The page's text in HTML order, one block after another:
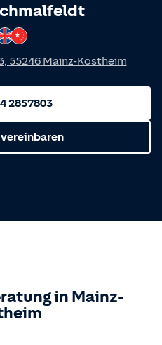
Spricht
, 55246 Mainz-Kostheim
2857803
in Mainz-